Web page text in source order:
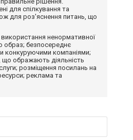
для спілкування та
для роз'яснення питань, що
використання ненормативної
образ; безпосереднє
конкуруючими компаніями;
що ображають діяльність
розміщення посилань на
реклама та